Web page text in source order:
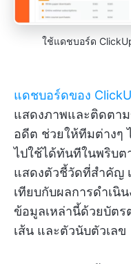
ใช้แดชบอร์ด
แดชบอร์ดของ
แสดงภาพและติดตา
อดีต ช่วยให้ทีมต่างๆ
ไปใช้ได้ทันทีในพริบ
แสดงตัวชี้วัดที่สำคัญ
เทียบกับผลการดำเนิ
ข้อมูลเหล่านี้ด้วยบัต
เส้น และตัวนับตัวเลข